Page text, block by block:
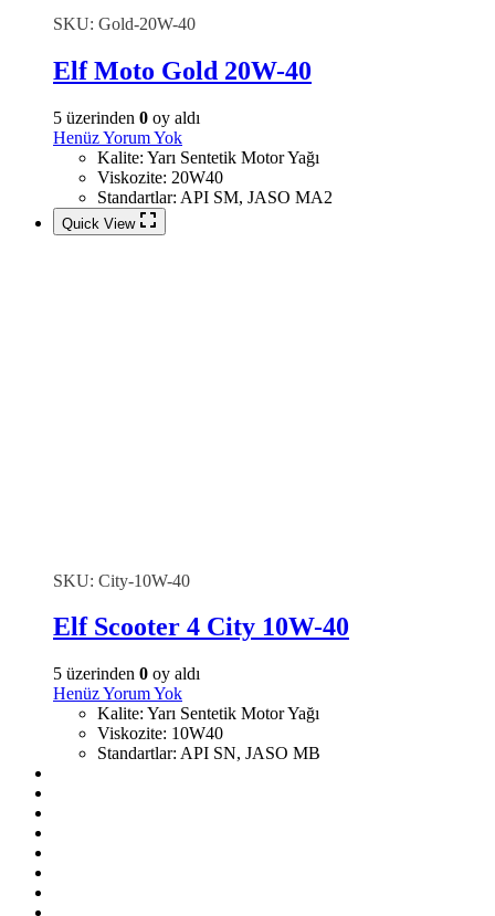
SKU: Gold-20W-40
Elf Moto Gold 20W-40
5 üzerinden 0 oy aldı
Henüz Yorum Yok
Kalite: Yarı Sentetik Motor Yağı
Viskozite: 20W40
Standartlar: API SM, JASO MA2
Quick View
SKU: City-10W-40
Elf Scooter 4 City 10W-40
5 üzerinden 0 oy aldı
Henüz Yorum Yok
Kalite: Yarı Sentetik Motor Yağı
Viskozite: 10W40
Standartlar: API SN, JASO MB